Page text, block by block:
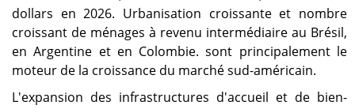
dollars en 2026. Urbanisation croissante et nombre
croissant de ménages à revenu intermédiaire au Brésil,
en Argentine et en Colombie. sont principalement le
moteur de la croissance du marché sud-américain.
L'expansion des infrastructures d'accueil et de bien-